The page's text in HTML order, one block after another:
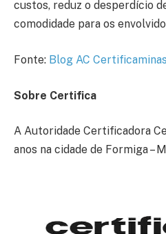
custos, reduz o desperdício
comodidade para os
Fonte: Blog AC Certificaminas
Sobre Certifica
A Autoridade Certificadora
anos na cidade de Formiga –